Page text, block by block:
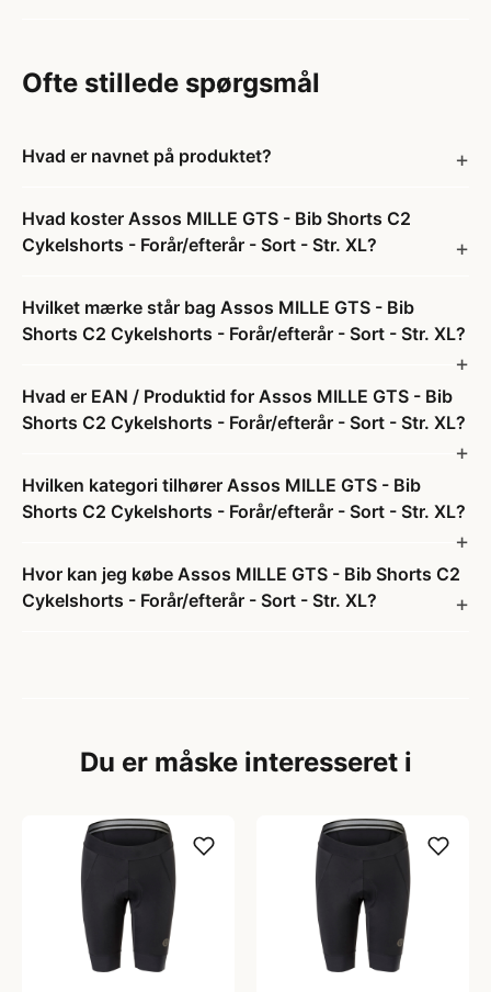
Ofte stillede spørgsmål
Hvad er navnet på produktet?
Hvad koster Assos MILLE GTS - Bib Shorts C2
Cykelshorts - Forår/efterår - Sort - Str. XL?
Hvilket mærke står bag Assos MILLE GTS - Bib
Shorts C2 Cykelshorts - Forår/efterår - Sort - Str. XL?
Hvad er EAN / Produktid for Assos MILLE GTS - Bib
Shorts C2 Cykelshorts - Forår/efterår - Sort - Str. XL?
Hvilken kategori tilhører Assos MILLE GTS - Bib
Shorts C2 Cykelshorts - Forår/efterår - Sort - Str. XL?
Hvor kan jeg købe Assos MILLE GTS - Bib Shorts C2
Cykelshorts - Forår/efterår - Sort - Str. XL?
Du er måske interesseret i